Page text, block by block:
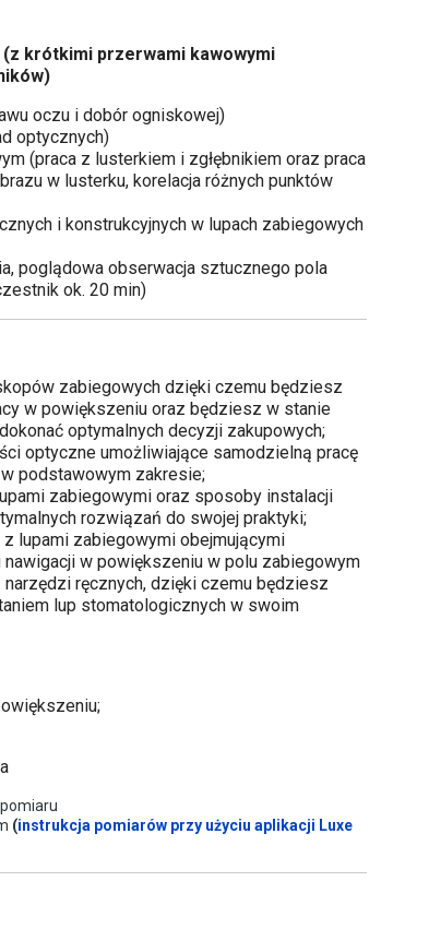
krótkimi przerwami kawowymi
oczu i dobór ogniskowej)
optycznych)
(praca z lusterkiem i zgłębnikiem oraz praca
w lusterku, korelacja różnych punktów
i konstrukcyjnych w lupach zabiegowych
poglądowa obserwacja sztucznego pola
ok. 20 min)
zabiegowych dzięki czemu będziesz
w powiększeniu oraz będziesz w stanie
optymalnych decyzji zakupowych;
optyczne umożliwiające samodzielną pracę
podstawowym zakresie;
zabiegowymi oraz sposoby instalacji
rozwiązań do swojej praktyki;
lupami zabiegowymi obejmującymi
w powiększeniu w polu zabiegowym
ręcznych, dzięki czemu będziesz
lup stomatologicznych w swoim
(instrukcja pomiarów przy użyciu aplikacji Luxe